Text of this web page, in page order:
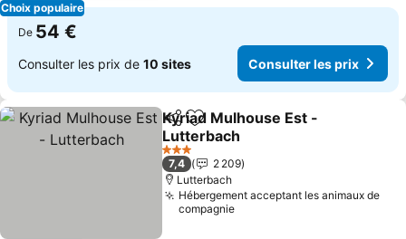
Choix populaire
De 54 €
Consulter les prix de 10 sites Consulter les prix
PartagerAjouter à mes favoris
Kyriad Mulhouse Est -
Lutterbach
Consulter les prix
3 Étoiles
7,4
2 209
Lutterbach
Hébergement acceptant les animaux de
compagnie